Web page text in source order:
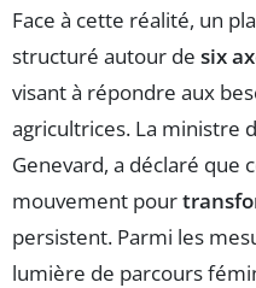
Face à cette réalité, un
structuré autour de six
visant à répondre aux
agricultrices. La ministre
Genevard, a déclaré que
mouvement pour
persistent. Parmi les
lumière de parcours